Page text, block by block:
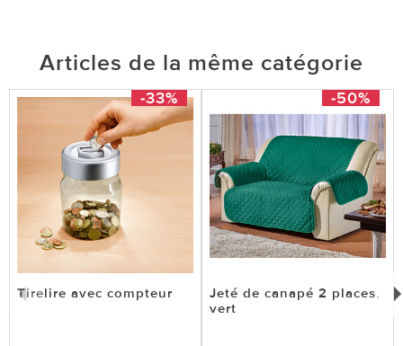
Articles de la même catégorie
-33%
Tirelire avec compteur
-50%
Jeté de canapé 2 places,
vert